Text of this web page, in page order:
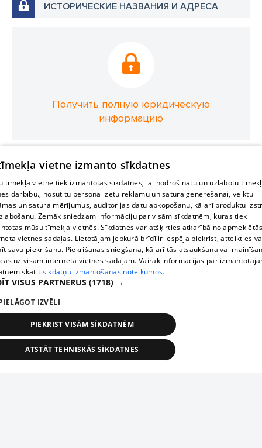
ИСТОРИЧЕСКИЕ НАЗВАНИЯ И АДРЕСА
Получить полную юридическую
информацию
vietne izmanto sīkdatnes
tīmekļa vietnē tiek izmantotas sīkdatnes, lai nodrošinātu un uzlabotu
darbību., nosūtītu personalizētu reklāmu un satura ģenerēšanai, veiktu
un satura mērījumus, auditorijas datu apkopošanu, kā arī produktu
Zemāk sniedzam informāciju par visām sīkdatnēm, kuras tiek
mūsu tīmekļa vietnēs. Sīkdatnes var atšķirties atkarībā no
vietnes sadaļas. Lietotājam jebkurā brīdī ir iespēja piekrist, atteikties
savu piekrišanu. Piekrišanas sniegšana, kā arī tās atsaukšana vai
uz visām interneta vietnes sadaļām. Vairāk informācijas par
skatīt sīkdatņu izmantošanas noteikumos.
VISUS PARTNERUS (1718) →
IZVĒLI
PIEKRIST VISĀM SĪKDATNĒM
ATSTĀT TEHNISKĀS SĪKDATNES